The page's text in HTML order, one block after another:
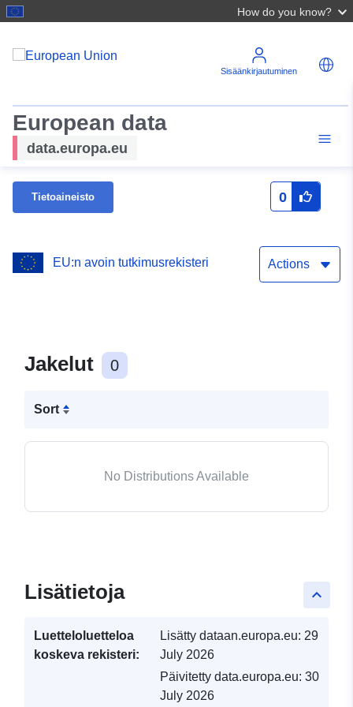
How do you know?
Sisäänkirjautuminen
European data
data.europa.eu
Tietoaineisto 0
EU:n avoin tutkimusrekisteri Actions
Jakelut 0
Sort
No Distributions Available
keyboard_arrow_up
Lisätietoja
Luetteloluetteloa
koskeva rekisteri:
Lisätty dataan.europa.eu: 29
July 2026
Päivitetty data.europa.eu: 30
July 2026